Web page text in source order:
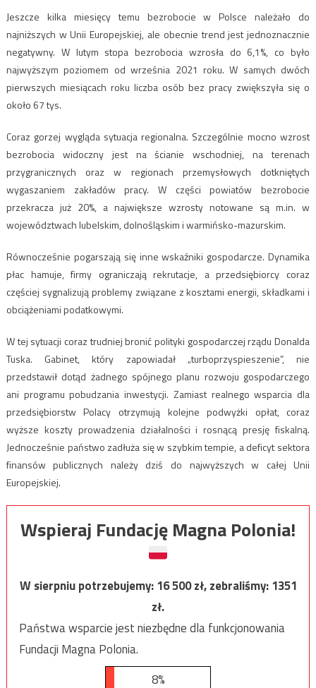
Jeszcze kilka miesięcy temu bezrobocie w Polsce należało do
najniższych w Unii Europejskiej, ale obecnie trend jest jednoznacznie
negatywny. W lutym stopa bezrobocia wzrosła do 6,1%, co było
najwyższym poziomem od września 2021 roku. W samych dwóch
pierwszych miesiącach roku liczba osób bez pracy zwiększyła się o
około 67 tys.
Coraz gorzej wygląda sytuacja regionalna. Szczególnie mocno wzrost
bezrobocia widoczny jest na ścianie wschodniej, na terenach
przygranicznych oraz w regionach przemysłowych dotkniętych
wygaszaniem zakładów pracy. W części powiatów bezrobocie
przekracza już 20%, a największe wzrosty notowane są m.in. w
województwach lubelskim, dolnośląskim i warmińsko-mazurskim.
Równocześnie pogarszają się inne wskaźniki gospodarcze. Dynamika
płac hamuje, firmy ograniczają rekrutacje, a przedsiębiorcy coraz
częściej sygnalizują problemy związane z kosztami energii, składkami i
obciążeniami podatkowymi.
W tej sytuacji coraz trudniej bronić polityki gospodarczej rządu Donalda
Tuska. Gabinet, który zapowiadał „turboprzyspieszenie”, nie
przedstawił dotąd żadnego spójnego planu rozwoju gospodarczego
ani programu pobudzania inwestycji. Zamiast realnego wsparcia dla
przedsiębiorstw Polacy otrzymują kolejne podwyżki opłat, coraz
wyższe koszty prowadzenia działalności i rosnącą presję fiskalną.
Jednocześnie państwo zadłuża się w szybkim tempie, a deficyt sektora
finansów publicznych należy dziś do najwyższych w całej Unii
Europejskiej.
Wspieraj Fundację Magna Polonia!
W sierpniu potrzebujemy:16 500zł, zebraliśmy:1351
zł.
Państwa wsparcie jest niezbędne dla funkcjonowania
Fundacji Magna Polonia.
8%